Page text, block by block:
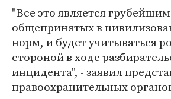
"Все это является
общепринятых в
норм, и будет учитываться
стороной в ходе
инцидента", - заявил
правоохранительных